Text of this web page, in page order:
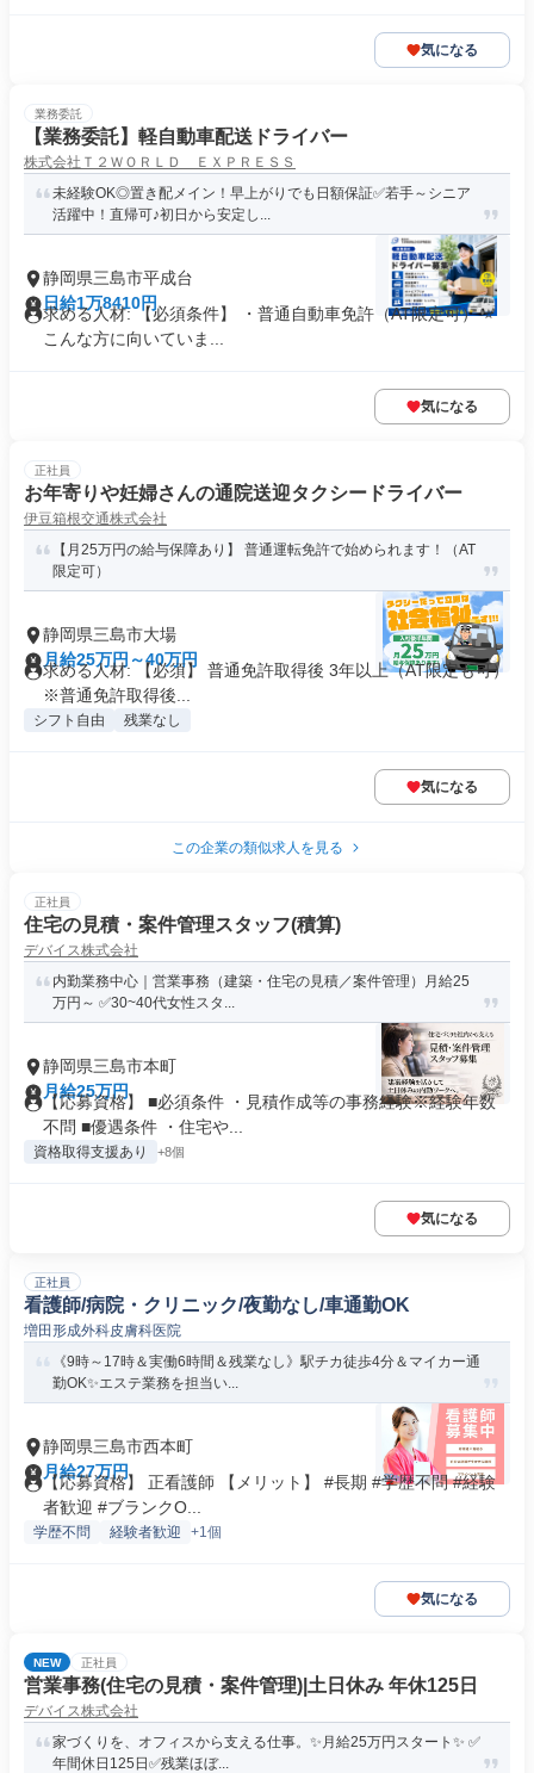
気になる
業務委託
【業務委託】軽自動車配送ドライバー
株式会社Ｔ２ＷＯＲＬＤ ＥＸＰＲＥＳＳ
未経験OK◎置き配メイン！早上がりでも日額保証✅若手～シニア
活躍中！直帰可♪初日から安定し...
静岡県三島市平成台
日給1万8410円
求める人材: 【必須条件】 ・普通自動車免許（AT限定可） ⭐
こんな方に向いていま...
気になる
正社員
お年寄りや妊婦さんの通院送迎タクシードライバー
伊豆箱根交通株式会社
【月25万円の給与保障あり】 普通運転免許で始められます！（AT
限定可）
静岡県三島市大場
月給25万円～40万円
求める人材: 【必須】 普通免許取得後 3年以上（AT限定も可）
※普通免許取得後...
シフト自由 残業なし
気になる
この企業の類似求人を見る
正社員
住宅の見積・案件管理スタッフ(積算)
デバイス株式会社
内勤業務中心｜営業事務（建築・住宅の見積／案件管理）月給25
万円～ ✅30~40代女性スタ...
静岡県三島市本町
月給25万円
【応募資格】 ■必須条件 ・見積作成等の事務経験※経験年数
不問 ■優遇条件 ・住宅や...
資格取得支援あり +8個
気になる
正社員
看護師/病院・クリニック/夜勤なし/車通勤OK
増田形成外科皮膚科医院
《9時～17時＆実働6時間＆残業なし》駅チカ徒歩4分＆マイカー通
勤OK✨エステ業務を担当い...
静岡県三島市西本町
月給27万円
【応募資格】 正看護師 【メリット】 #長期 #学歴不問 #経験
者歓迎 #ブランクO...
学歴不問 経験者歓迎 +1個
気になる
NEW 正社員
営業事務(住宅の見積・案件管理)|土日休み 年休125日
デバイス株式会社
家づくりを、オフィスから支える仕事。✨月給25万円スタート✨ ✅
年間休日125日✅残業ほぼ...